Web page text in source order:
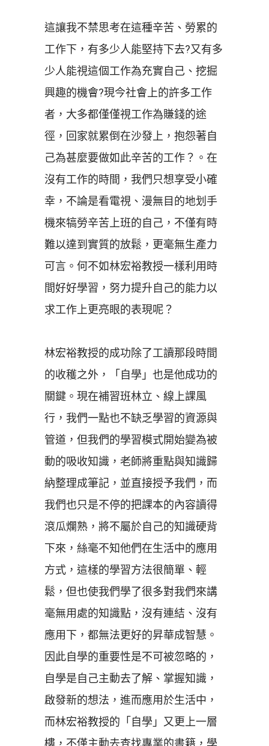
這讓我不禁思考在這種辛苦、勞累的
工作下，有多少人能堅持下去?又有多
少人能視這個工作為充實自己、挖掘
興趣的機會?現今社會上的許多工作
者，大多都僅僅視工作為賺錢的途
徑，回家就累倒在沙發上，抱怨著自
己為甚麼要做如此辛苦的工作？。在
沒有工作的時間，我們只想享受小確
幸，不論是看電視、漫無目的地划手
機來犒勞辛苦上班的自己，不僅有時
難以達到實質的放鬆，更毫無生產力
可言。何不如林宏裕教授一樣利用時
間好好學習，努力提升自己的能力以
求工作上更亮眼的表現呢？
林宏裕教授的成功除了工讀那段時間
的收穫之外，
「 自學 」 也是他成功的
關鍵。現在補習班林立、線上課風
行，我們一點也不缺乏學習的資源與
管道，但我們的學習模式開始變為被
動的吸收知識，老師將重點與知識歸
納整理成筆記，並直接授予我們，而
我們也只是不停的把課本的內容讀得
滾瓜爛熟，將不屬於自己的知識硬背
下來，絲毫不知他們在生活中的應用
方式，這樣的學習方法很簡單、輕
鬆，但也使我們學了很多對我們來講
毫無用處的知識點，沒有連結、沒有
應用下，都無法更好的昇華成智慧。
因此自學的重要性是不可被忽略的，
自學是自己主動去了解、掌握知識，
啟發新的想法，進而應用於生活中，
而林宏裕教授的 「 自學 」 又更上一層
樓，不僅主動去查找專業的書籍，學